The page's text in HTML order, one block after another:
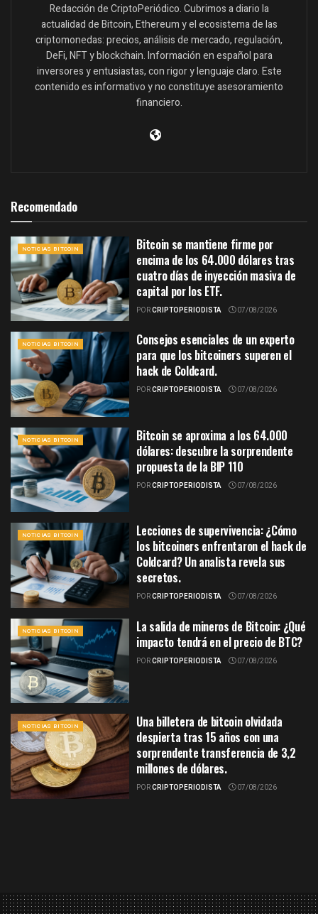
Redacción de CriptoPeriódico. Cubrimos a diario la
actualidad de Bitcoin, Ethereum y el ecosistema de las
criptomonedas: precios, análisis de mercado, regulación,
DeFi, NFT y blockchain. Información en español para
inversores y entusiastas, con rigor y lenguaje claro. Este
contenido es informativo y no constituye asesoramiento
financiero.
Recomendado
NOTICIAS BITCOIN
Bitcoin se mantiene firme por
encima de los 64.000 dólares tras
cuatro días de inyección masiva de
capital por los ETF.
PORCRIPTOPERIODISTA 07/08/2026
NOTICIAS BITCOIN
Consejos esenciales de un experto
para que los bitcoiners superen el
hack de Coldcard.
PORCRIPTOPERIODISTA 07/08/2026
NOTICIAS BITCOIN
Bitcoin se aproxima a los 64.000
dólares: descubre la sorprendente
propuesta de la BIP 110
PORCRIPTOPERIODISTA 07/08/2026
NOTICIAS BITCOIN
Lecciones de supervivencia: ¿Cómo
los bitcoiners enfrentaron el hack de
Coldcard? Un analista revela sus
secretos.
PORCRIPTOPERIODISTA 07/08/2026
NOTICIAS BITCOIN
La salida de mineros de Bitcoin: ¿Qué
impacto tendrá en el precio de BTC?
PORCRIPTOPERIODISTA 07/08/2026
NOTICIAS BITCOIN
Una billetera de bitcoin olvidada
despierta tras 15 años con una
sorprendente transferencia de 3,2
millones de dólares.
PORCRIPTOPERIODISTA 07/08/2026